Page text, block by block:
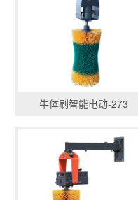
牛体刷智能电动-273